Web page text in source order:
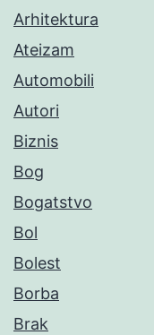
Arhitektura
Ateizam
Automobili
Autori
Biznis
Bog
Bogatstvo
Bol
Bolest
Borba
Brak